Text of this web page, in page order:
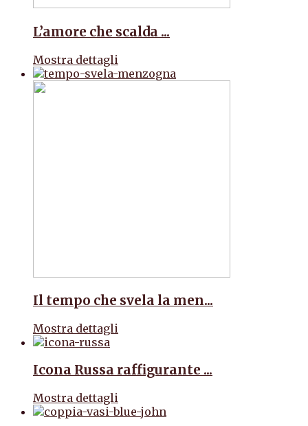
L’amore che scalda ...
Mostra dettagli
Il tempo che svela la men...
Mostra dettagli
Icona Russa raffigurante ...
Mostra dettagli